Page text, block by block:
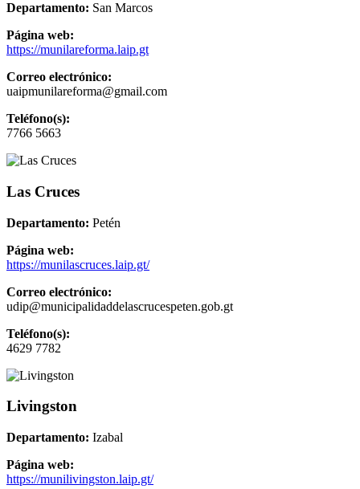
Departamento: San Marcos
Página web:
https://munilareforma.laip.gt
Correo electrónico:
uaipmunilareforma@gmail.com
Teléfono(s):
7766 5663
Las Cruces
Departamento: Petén
Página web:
https://munilascruces.laip.gt/
Correo electrónico:
udip@municipalidaddelascrucespeten.gob.gt
Teléfono(s):
4629 7782
Livingston
Departamento: Izabal
Página web:
https://munilivingston.laip.gt/